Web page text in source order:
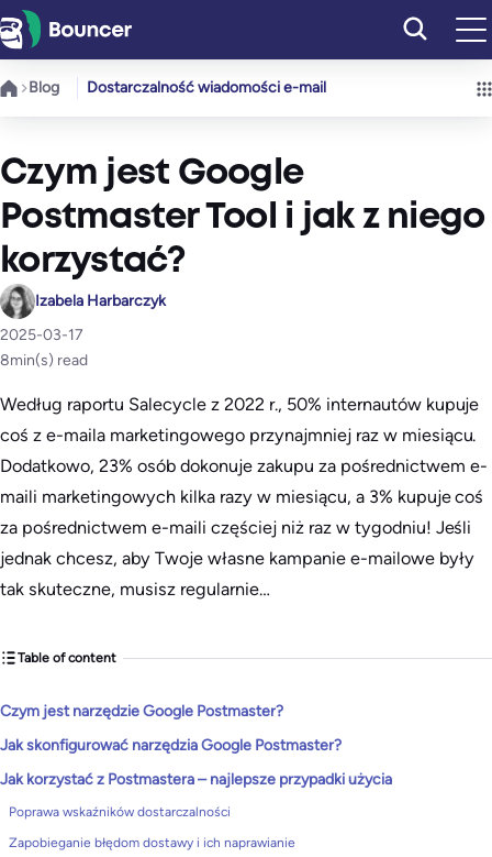
Przejdź
do
treści
Blog Dostarczalność wiadomości e-mail
Czym jest Google
Postmaster Tool i jak z niego
korzystać?
Izabela Harbarczyk
2025-03-17
8min(s) read
Według raportu Salecycle z 2022 r., 50% internautów kupuje
coś z e-maila marketingowego przynajmniej raz w miesiącu.
Dodatkowo, 23% osób dokonuje zakupu za pośrednictwem e-
maili marketingowych kilka razy w miesiącu, a 3% kupuje coś
za pośrednictwem e-maili częściej niż raz w tygodniu! Jeśli
jednak chcesz, aby Twoje własne kampanie e-mailowe były
tak skuteczne, musisz regularnie…
Table of content
Czym jest narzędzie Google Postmaster?
Jak skonfigurować narzędzia Google Postmaster?
Jak korzystać z Postmastera – najlepsze przypadki użycia
Poprawa wskaźników dostarczalności
Zapobieganie błędom dostawy i ich naprawianie